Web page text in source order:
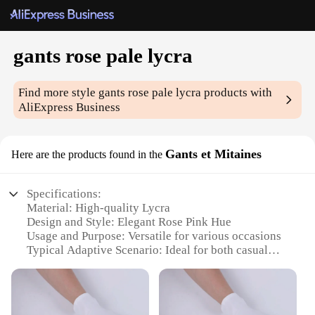
gants rose pale lycra
Find more style gants rose pale lycra products with
AliExpress Business
Here are the products found in the Gants et Mitaines
Specifications:
Material: High-quality Lycra
Design and Style: Elegant Rose Pink Hue
Usage and Purpose: Versatile for various occasions
Typical Adaptive Scenario: Ideal for both casual
Shape or Size or Weight or Quantity: Available in
sets for sale
Performance and Property: Comfortable,